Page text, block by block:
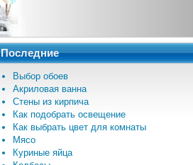
Последние
Выбор обоев
Акриловая ванна
Стены из кирпича
Как подобрать освещение
Как выбрать цвет для комнаты
Мясо
Куриные яйца